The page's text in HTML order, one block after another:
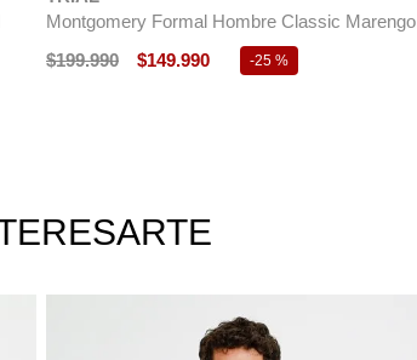
Montgomery Formal Hombre Classic Marengo
$199.990 $149.990 -25 %